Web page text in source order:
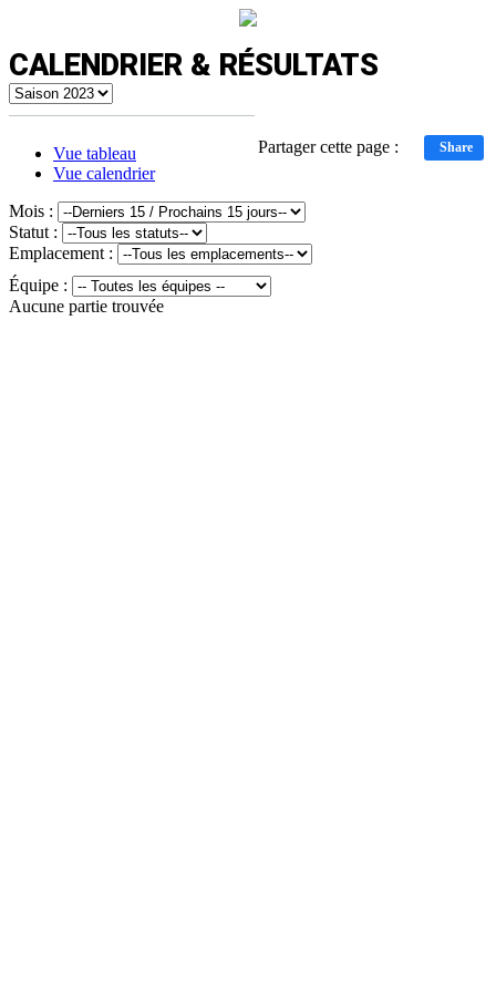
CALENDRIER & RÉSULTATS
Partager cette page : Share
Vue tableau
Vue calendrier
Mois :
Statut :
Emplacement :
Équipe :
Aucune partie trouvée